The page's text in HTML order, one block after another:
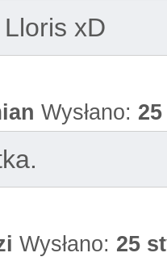
xD
Wysłano:
Wysłano: 25